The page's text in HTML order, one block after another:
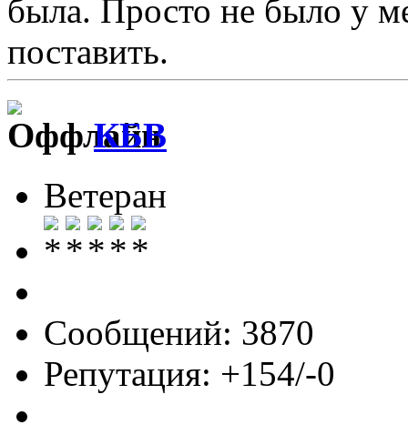
была. Просто не было у
поставить.
КБВ
Ветеран
Сообщений: 3870
Репутация: +154/-0